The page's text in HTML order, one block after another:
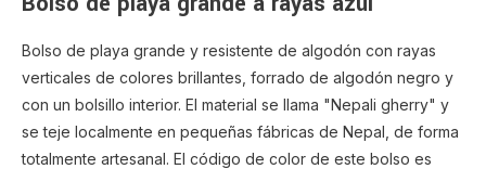
Bolso de playa grande y resistente de algodón con rayas
verticales de colores brillantes, forrado de algodón negro y
con un bolsillo interior. El material se llama "Nepali gherry" y
se teje localmente en pequeñas fábricas de Nepal, de forma
totalmente artesanal. El código de color de este bolso es